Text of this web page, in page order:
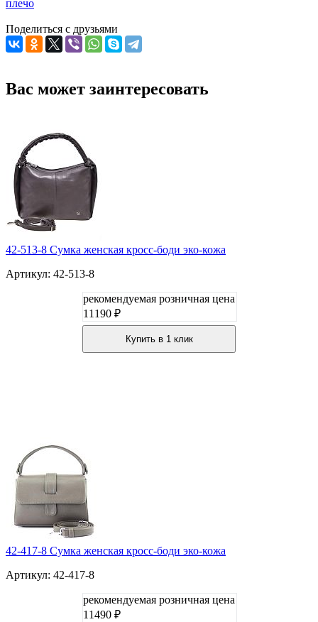
плечо
Поделиться с друзьями
Вас может заинтересовать
42-513-8 Сумка женская кросс-боди эко-кожа
Артикул: 42-513-8
рекомендуемая розничная цена
11190 ₽
Купить в 1 клик
42-417-8 Сумка женская кросс-боди эко-кожа
Артикул: 42-417-8
рекомендуемая розничная цена
11490 ₽